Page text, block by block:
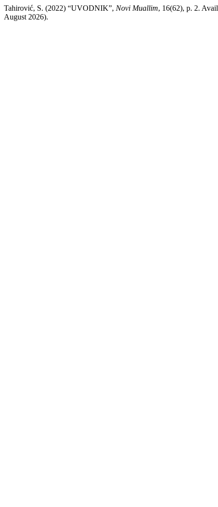
Tahirović, S. (2022) “UVODNIK”, Novi Muallim, 16(62), p. 2.
August 2026).